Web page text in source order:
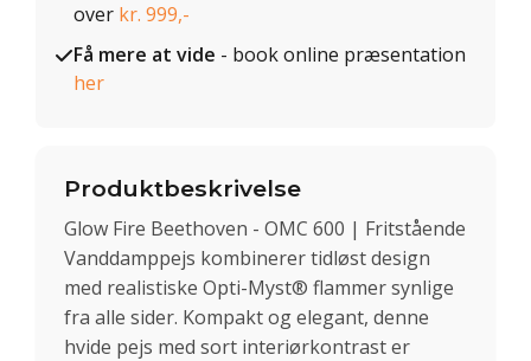
over kr. 999,-
Få mere at vide - book online præsentation
her
Produktbeskrivelse
Glow Fire Beethoven - OMC 600 | Fritstående
Vanddamppejs kombinerer tidløst design
med realistiske Opti-Myst® flammer synlige
fra alle sider. Kompakt og elegant, denne
hvide pejs med sort interiørkontrast er